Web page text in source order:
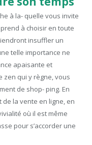
à la- quelle vous invite
prend à choisir en toute
insuffler un
telle importance ne
apaisante et
zen qui y règne, vous
de shop- ping. En
la vente en ligne, en
où il est même
pour s’accorder une